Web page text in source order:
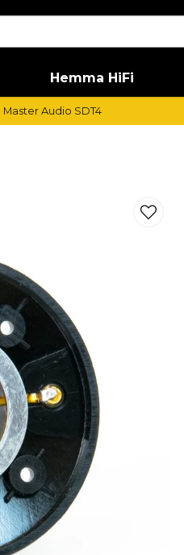
Hemma HiFi
Master Audio SDT4